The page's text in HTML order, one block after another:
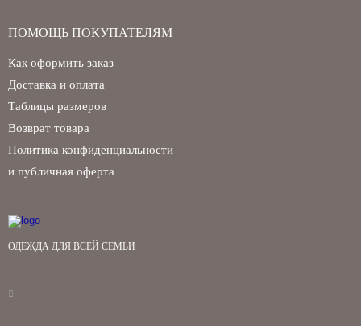
ОДЕЖДА ДЛЯ ВСЕЙ СЕМЬИ
ПОМОЩЬ ПОКУПАТЕЛЯМ
Как оформить заказ
Доставка и оплата
Таблицы размеров
Возврат товара
Политика конфиденциальности
и публичная оферта